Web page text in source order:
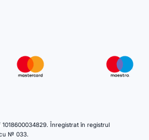
Înregistrat în registrul
№ 033.